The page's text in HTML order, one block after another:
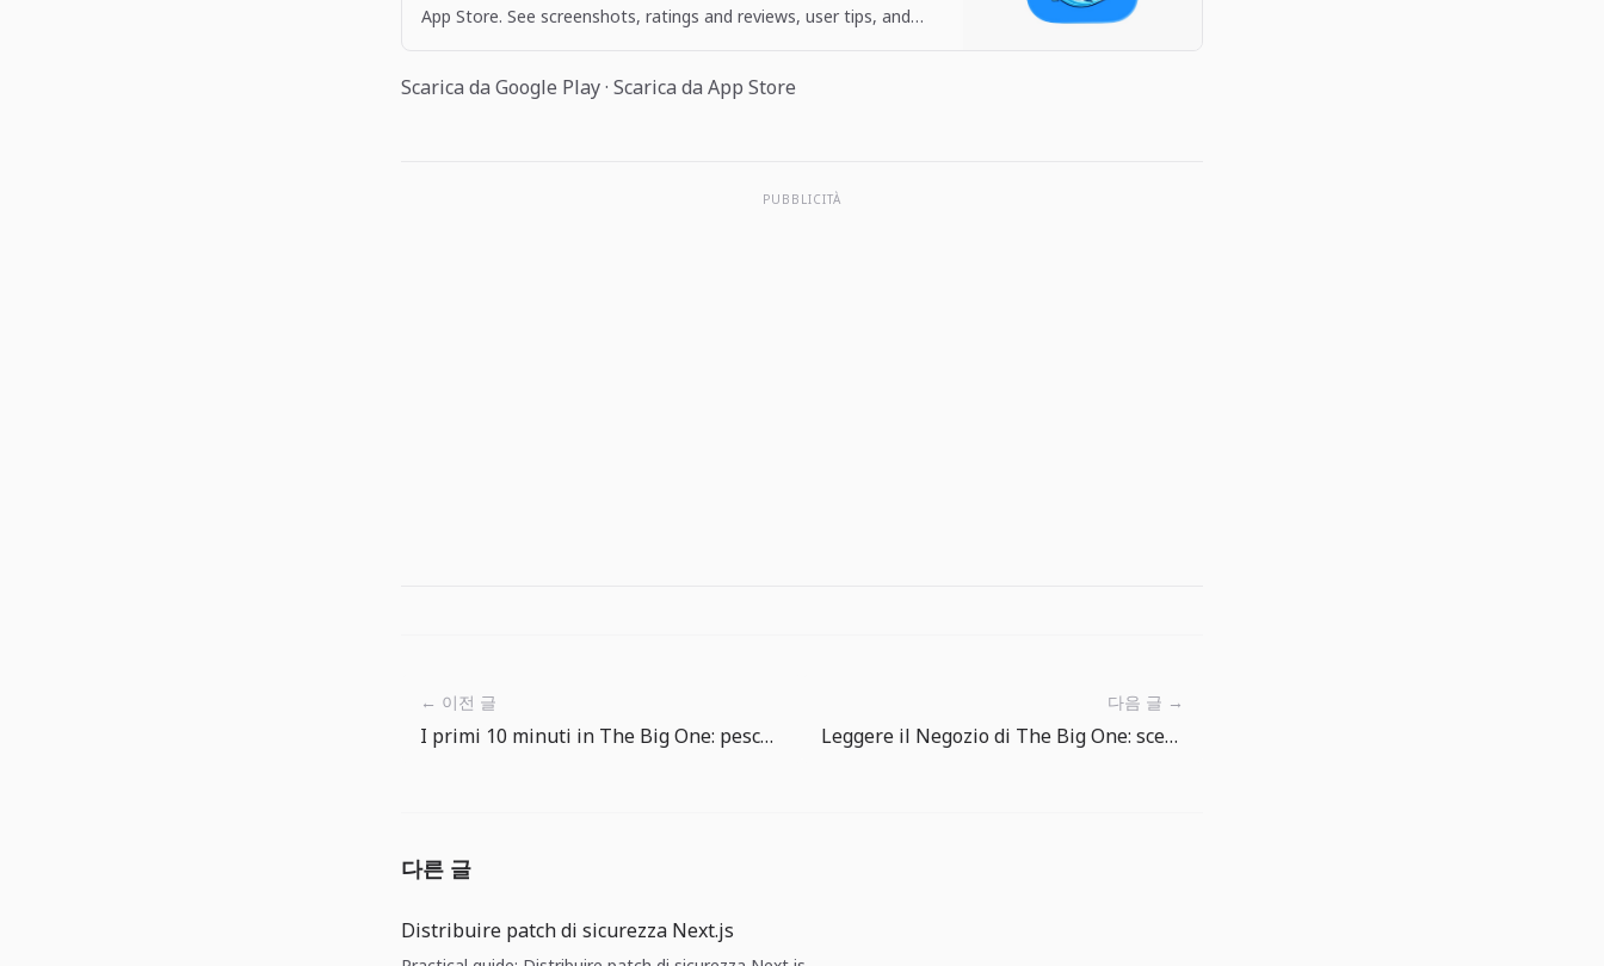
App Store. See screenshots, ratings and reviews, user tips, and
Scarica da Google Play· Scarica da App Store
PUBBLICITÀ
← 이전 글
I primi 10 minuti in The Big One: pesca, controlla, lancia di nuovo
다음 글 →
Leggere il Negozio di The Big One: scegliere esche e gemme senza pressione
다른 글
Distribuire patch di sicurezza Next.js